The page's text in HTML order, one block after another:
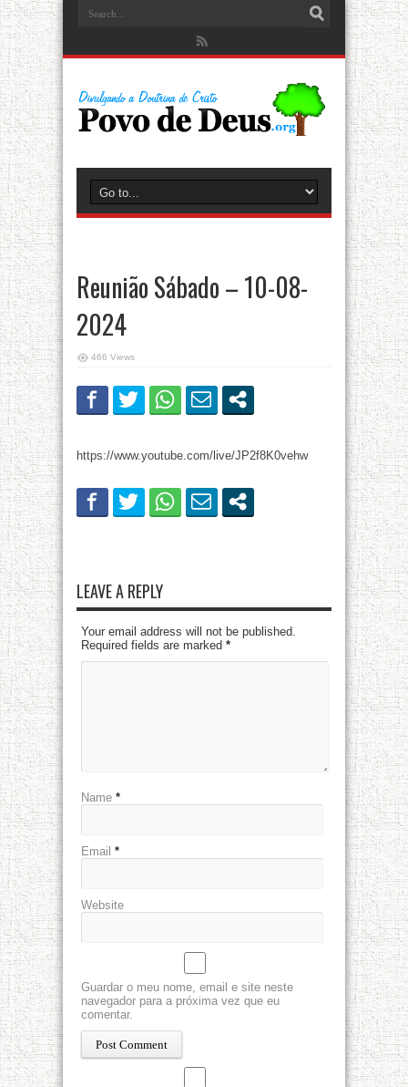
Reunião Sábado – 10-08-
2024
466 Views
https://www.youtube.com/live/JP2f8K0vehw
LEAVE A REPLY
Your email address will not be published.
Required fields are marked *
Name *
Email *
Website
Guardar o meu nome, email e site neste
navegador para a próxima vez que eu
comentar.